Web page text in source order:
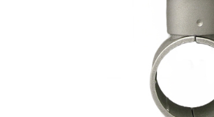
株式会社吾妻製作所 会社